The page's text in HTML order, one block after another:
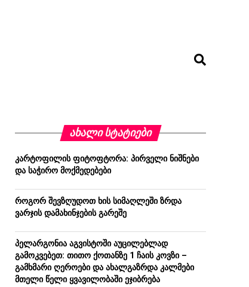
ᲐᲮᲐᲚᲘ ᲡᲢᲐᲢᲘᲔᲑᲘ
კარტოფილის ფიტოფტორა: პირველი ნიშნები
და საჭირო მოქმედებები
როგორ შევზღუდოთ ხის სიმაღლეში ზრდა
ვარჯის დამახინჯების გარეშე
პელარგონია აგვისტოში აუცილებლად
გამოკვებეთ: თითო ქოთანზე 1 ჩაის კოვზი –
გამხმარი ღეროები და ახალგაზრდა კალმები
მთელი წელი ყვავილობაში ეჯიბრება